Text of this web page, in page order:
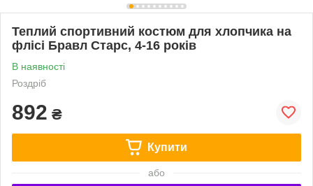
Теплий спортивний костюм для хлопчика на
флісі Бравл Старс, 4-16 років
В наявності
Роздріб
892 ₴
Купити
або